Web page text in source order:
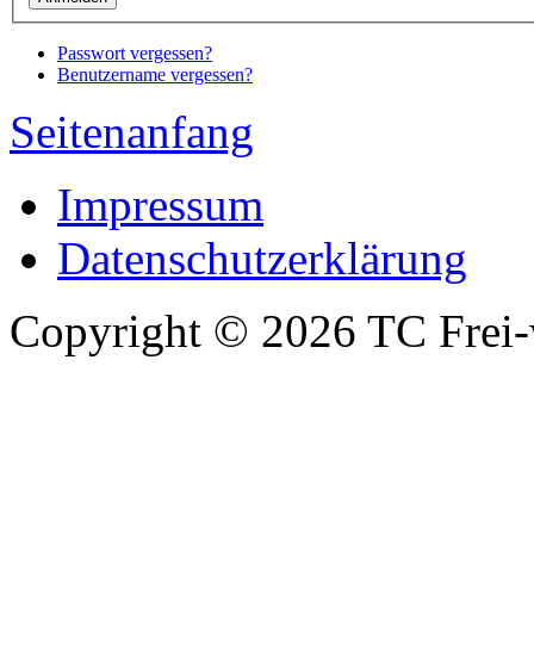
Passwort vergessen?
Benutzername vergessen?
Seitenanfang
Impressum
Datenschutzerklärung
Copyright © 2026 TC